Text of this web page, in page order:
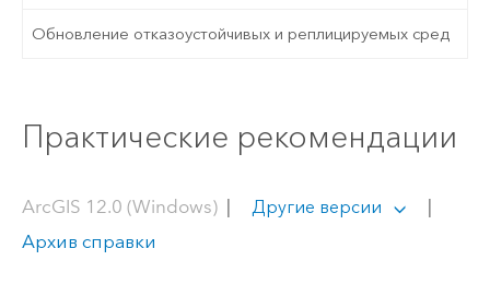
Обновление отказоустойчивых и реплицируемых сред
Практические рекомендации
ArcGIS 12.0 (Windows)| Другие версии
Архив справки